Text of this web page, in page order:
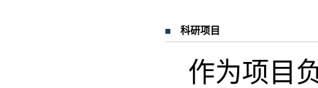
科研项目
作为项目